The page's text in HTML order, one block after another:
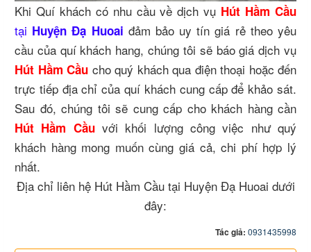
Khi Quí khách có nhu cầu về dịch vụ Hút Hầm Cầu
tại Huyện Đạ Huoai đảm bảo uy tín giá rẻ theo yêu
cầu của quí khách hang, chúng tôi sẽ báo giá dịch vụ
Hút Hầm Cầu cho quý khách qua điện thoại hoặc đến
trực tiếp địa chỉ của quí khách cung cấp để khảo sát.
Sau đó, chúng tôi sẽ cung cấp cho khách hàng cần
Hút Hầm Cầu với khối lượng công việc như quý
khách hàng mong muốn cùng giá cả, chi phí hợp lý
nhất.
Địa chỉ liên hệ Hút Hầm Cầu tại Huyện Đạ Huoai dưới
đây:
Tác giả: 0931435998